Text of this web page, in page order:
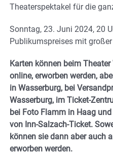
Theaterspektakel für die
Sonntag, 23. Juni 2024, 20
Publikumspreises mit großer
Karten können beim
online, erworben werden,
in Wasserburg, bei
Wasserburg, im Ticket-
bei Foto Flamm in Haag
von Inn-Salzach-Ticket.
können sie dann aber auch
erworben werden.